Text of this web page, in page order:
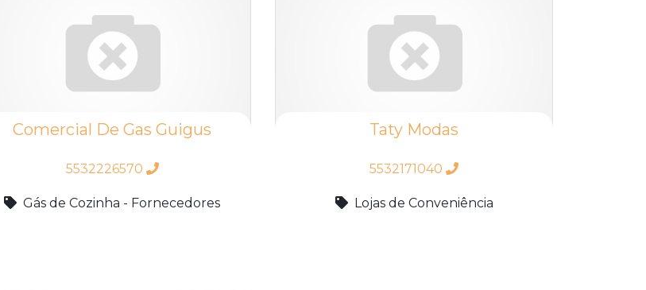
Comercial De Gas Guigus
5532226570
Gás de Cozinha - Fornecedores
Taty Modas
5532171040
Lojas de Conveniência